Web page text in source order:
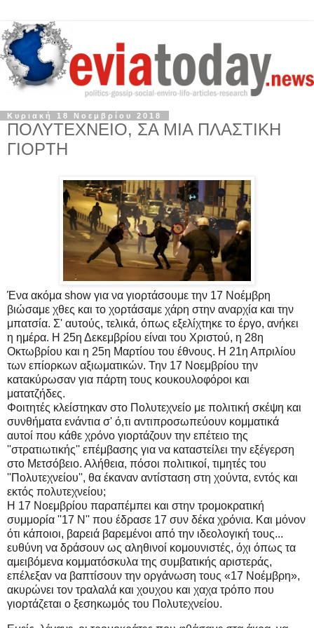
Κυριακή 18 Νοεμβρίου 2018
ΠΟΛΥΤΕΧΝΕΙΟ, ΣΑ ΜΙΑ ΠΛΑΣΤΙΚΗ
ΓΙΟΡΤΗ
Ένα ακόμα show για να γιορτάσουμε την 17 Νοέμβρη
βιώσαμε χθες και το χορτάσαμε χάρη στην αναρχία και την
μπατσία. Σ' αυτούς, τελικά, όπως εξελίχτηκε το έργο, ανήκει
η ημέρα. Η 25η Δεκεμβρίου είναι του Χριστού, η 28η
Οκτωβρίου και η 25η Μαρτίου του έθνους. Η 21η Απριλίου
των επίορκων αξιωματικών. Την 17 Νοεμβρίου την
κατακύρωσαν για πάρτη τους κουκουλοφόροι και
ματατζήδες.
Φοιτητές κλείστηκαν στο Πολυτεχνείο με πολιτική σκέψη και
συνθήματα ενάντια σ' ό,τι αντιπροσωπεύουν κομματικά
αυτοί που κάθε χρόνο γιορτάζουν την επέτειο της
''στρατιωτικής'' επέμβασης για να καταστείλει την εξέγερση
στο Μετσόβειο. Αλήθεια, πόσοι πολιτικοί, τιμητές του
''Πολυτεχνείου'', θα έκαναν αντίσταση στη χούντα, εντός και
εκτός πολυτεχνείου;
Η 17 Νοεμβρίου παραπέμπει και στην τρομοκρατική
συμμορία ''17 Ν'' που έδρασε 17 συν δέκα χρόνια. Και μόνον
ότι κάποιοι, βαρειά βαρεμένοι από την ιδεολογική τους...
ευθύνη να δράσουν ως αληθινοί κομουνιστές, όχι όπως τα
αμειβόμενα κομματόσκυλα της συμβατικής αριστεράς,
επέλεξαν να βαπτίσουν την οργάνωση τους «17 Νοέμβρη»,
ακυρώνει τον τραλαλά και χουχου και χαχα τρόπο που
γιορτάζεται ο ξεσηκωμός του Πολυτεχνείου.